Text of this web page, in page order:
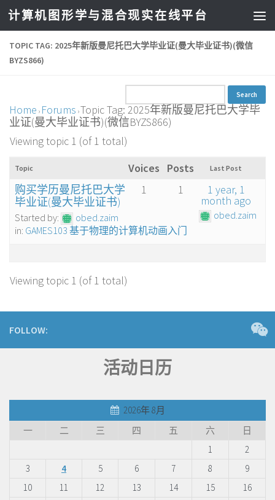
计算机图形学与混合现实在线平台
TOPIC TAG: 2025年新版曼尼托巴大学毕业证(曼大毕业证书)(微信
BYZS866)
Home › Forums ›Topic Tag: 2025年新版曼尼托巴大学毕
业证(曼大毕业证书)(微信BYZS866)
Viewing topic 1 (of 1 total)
Topic Voices Posts Last Post
购买学历曼尼托巴大学
毕业证(曼大毕业证书)
Started by:
obed.zaim
in: GAMES103 基于物理的计算机动画入门
1 1 1 year, 1
month ago
obed.zaim
Viewing topic 1 (of 1 total)
FOLLOW:
活动日历
2026年 8月
一
二 三 四 五 六
日
1
2
3
4 5 6 7 8
9
10
11 12 13 14 15
16